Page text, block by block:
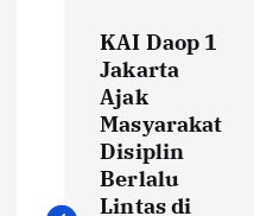
t
KAI Daop 1
Jakarta
Ajak
Masyarakat
Disiplin
Berlalu
Lintas di